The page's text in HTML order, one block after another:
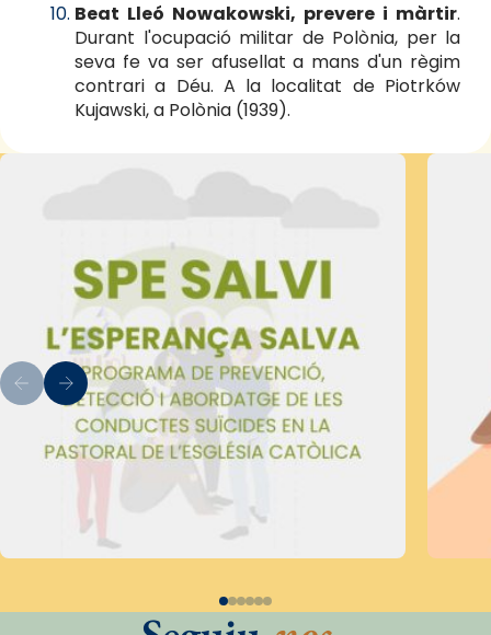
Beat Lleó Nowakowski, prevere i màrtir.
Durant l'ocupació militar de Polònia, per la
seva fe va ser afusellat a mans d'un règim
contrari a Déu. A la localitat de Piotrków
Kujawski, a Polònia (1939).